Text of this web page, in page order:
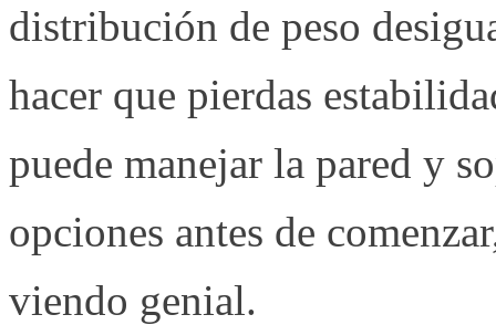
distribución de peso
hacer que pierdas
puede manejar la pared y
opciones antes de
viendo genial.